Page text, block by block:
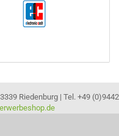
Riedenburg | Tel. +49 (0)9442